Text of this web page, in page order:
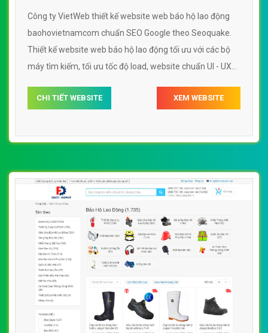
Công ty VietWeb thiết kế website web báo hộ lao động
baohovietnamcom chuẩn SEO Google theo Seoquake.
Thiết kế website web báo hộ lao động tối ưu với các bộ
máy tìm kiếm, tối ưu tốc độ load, website chuẩn UI - UX
hộ lao động baohovietnamcom
CHI TIẾT WEBSITE XEM WEBSITE